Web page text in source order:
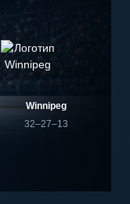
Winnipeg
32–27–13